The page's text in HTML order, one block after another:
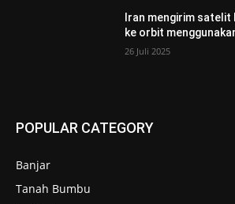
Iran mengirim
ke orbit
26 Juli 2025
POPULAR CATEGORY
Banjar
Tanah Bumbu